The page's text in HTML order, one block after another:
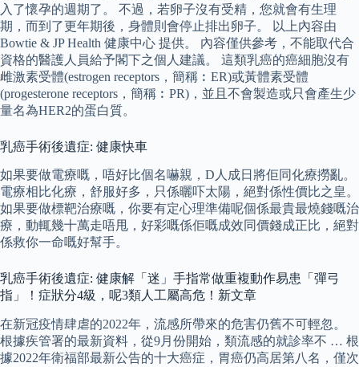
入了懷孕的週期了。 不過，若卵子沒有受精，您就會有生理
期，而到了更年期後，身體則會停止排出卵子。 以上內容由
Bowtie & JP Health 健康中心 提供。 內容僅供參考，不能取代合
資格的醫護人員給予閣下之個人建議。 這類乳癌的癌細胞沒有
雌激素受體(estrogen receptors，簡稱︰ER)或黃體素受體
(progesterone receptors，簡稱︰PR)，並且不會製造或只會產生少
量名為HER2的蛋白質。
乳癌手術後遺症: 健康快車
如果要做電療嘅，唔好比個名嚇親，D人成日將佢同化療撈亂。
電療相比化療，舒服好多，只係曬吓太陽，絕對係性價比之皇。
如果要做標靶治療嘅，你要有定心理準備呢個係最貴最燒錢嘅治
療，動輒幾十萬走唔甩，好彩嘅係佢嘅成效同價錢成正比，絕對
係救你一命嘅好幫手。
乳癌手術後遺症: 健康解「迷」手指常做重複動作易患「彈弓
指」！症狀分4級，呢3類人工屬高危！新文章
在新冠疫情肆虐的2022年，流感所帶來的危害仍舊不可輕忽。
根據疾管署的最新資料，從9月份開始，類流感的就診率不 … 根
據2022年衛福部最新公告的十大癌症，胃癌仍高居第八名，僅次